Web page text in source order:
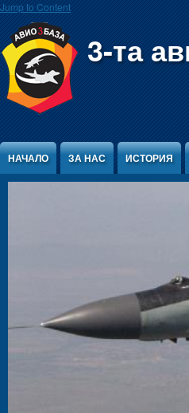
Jump to Content
3-та
НАЧАЛО ЗА НАС ИСТОРИЯ